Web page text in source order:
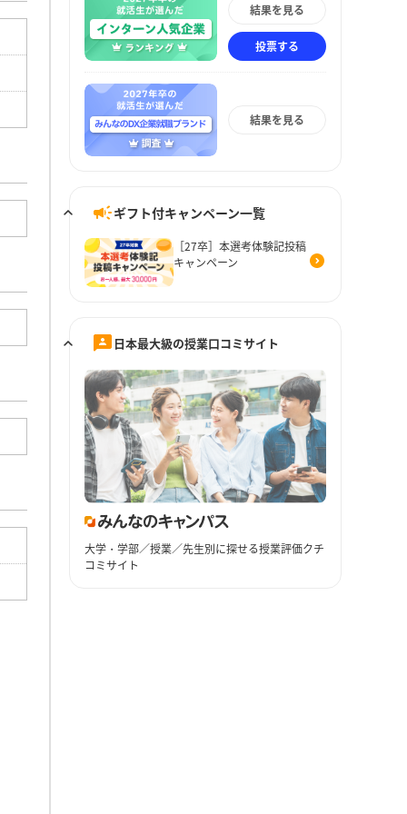
結果を見る
投票する
結果を見る
ギフト付キャンペーン一覧
［27卒］本選考体験記投稿
キャンペーン
日本最大級の授業口コミサイト
大学・学部／授業／先生別に探せる授業評価クチ
コミサイト